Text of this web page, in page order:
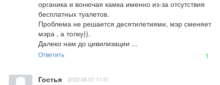
органика и вонючая камка именно из-за отсутствия
бесплатных туалетов.
Проблема не решается десятилетиями, мэр сменяет
мэра , а толку)).
Далеко нам до цивилизации ...
Ответить 1
Гостья 2022.08.07 11:31